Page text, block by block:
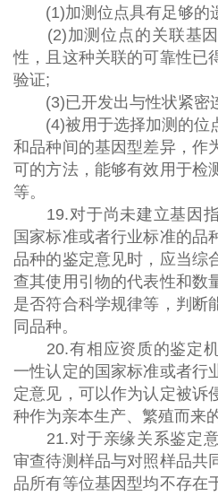
(1)加测位点具有足够的
(2)加测位点的关联基因
性，且这种关联的可靠性已
验证;
(3)已开发出与性状紧密
(4)被用于选择加测的位
和品种间的基因型差异，作
可的方法，能够有效用于检
等。
19.对于尚未建立基因指
国家标准或者行业标准的品
品种的鉴定意见时，应当综
查其使用引物的代表性和数
是否符合科学规律等，判断
同品种。
20.有相应资质的鉴定机
一性认定的国家标准或者行
定意见，可以作为认定被诉
种作为亲本生产、繁殖而来
21.对于亲缘关系鉴定意
审查待测样品与对照样品共
品所有等位基因型均不存在